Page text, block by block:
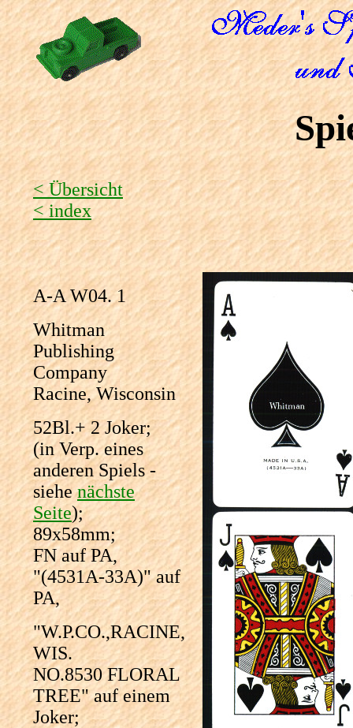
< Übersicht
< index
A-A W04. 1
Whitman
Publishing
Company
Racine, Wisconsin
52Bl.+ 2 Joker;
(in Verp. eines
anderen Spiels -
siehenächste
Seite);
89x58mm;
FN auf PA,
"(4531A-33A)" auf
PA,
"W.P.CO.,RACINE,
WIS.
NO.8530 FLORAL
TREE" auf einem
Joker;